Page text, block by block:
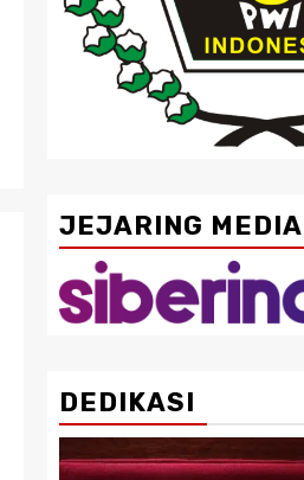
JEJARING MEDIA
DEDIKASI